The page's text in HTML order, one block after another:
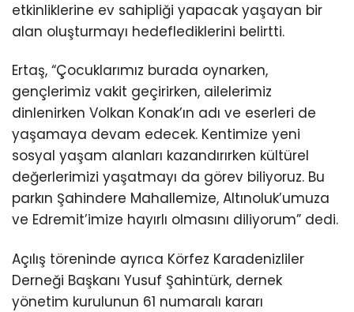
etkinliklerine ev sahipliği yapacak yaşayan bir
alan oluşturmayı hedeflediklerini belirtti.
Ertaş, “Çocuklarımız burada oynarken,
gençlerimiz vakit geçirirken, ailelerimiz
dinlenirken Volkan Konak’ın adı ve eserleri de
yaşamaya devam edecek. Kentimize yeni
sosyal yaşam alanları kazandırırken kültürel
değerlerimizi yaşatmayı da görev biliyoruz. Bu
parkın Şahindere Mahallemize, Altınoluk’umuza
ve Edremit’imize hayırlı olmasını diliyorum” dedi.
Açılış töreninde ayrıca Körfez Karadenizliler
Derneği Başkanı Yusuf Şahintürk, dernek
yönetim kurulunun 61 numaralı kararı